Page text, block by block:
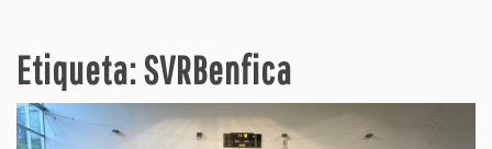
Etiqueta:SVRBenfica